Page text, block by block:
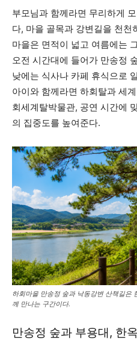
부모님과 함께라면 무리하게
다, 마을 골목과 강변길을 천천
마을은 면적이 넓고 여름에는
오전 시간대에 들어가 만송정
낮에는 식사나 카페 휴식으로
아이와 함께라면 하회탈과 세
회세계탈박물관, 공연 시간에
의 집중도를 높여준다.
하회마을 만송정 숲과 낙동강변 산책길은
께 만나는 구간이다.
만송정 숲과 부용대, 한